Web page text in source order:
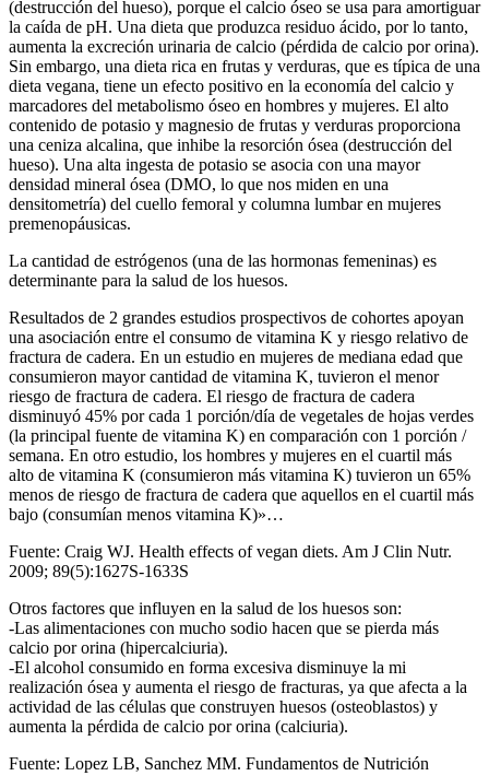
(destrucción del hueso), porque el calcio óseo se usa para amortiguar
la caída de pH. Una dieta que produzca residuo ácido, por lo tanto,
aumenta la excreción urinaria de calcio (pérdida de calcio por orina).
Sin embargo, una dieta rica en frutas y verduras, que es típica de una
dieta vegana, tiene un efecto positivo en la economía del calcio y
marcadores del metabolismo óseo en hombres y mujeres. El alto
contenido de potasio y magnesio de frutas y verduras proporciona
una ceniza alcalina, que inhibe la resorción ósea (destrucción del
hueso). Una alta ingesta de potasio se asocia con una mayor
densidad mineral ósea (DMO, lo que nos miden en una
densitometría) del cuello femoral y columna lumbar en mujeres
premenopáusicas.
La cantidad de estrógenos (una de las hormonas femeninas) es
determinante para la salud de los huesos.
Resultados de 2 grandes estudios prospectivos de cohortes apoyan
una asociación entre el consumo de vitamina K y riesgo relativo de
fractura de cadera. En un estudio en mujeres de mediana edad que
consumieron mayor cantidad de vitamina K, tuvieron el menor
riesgo de fractura de cadera. El riesgo de fractura de cadera
disminuyó 45% por cada 1 porción/día de vegetales de hojas verdes
(la principal fuente de vitamina K) en comparación con 1 porción /
semana. En otro estudio, los hombres y mujeres en el cuartil más
alto de vitamina K (consumieron más vitamina K) tuvieron un 65%
menos de riesgo de fractura de cadera que aquellos en el cuartil más
bajo (consumían menos vitamina K)»…
Fuente: Craig WJ. Health effects of vegan diets. Am J Clin Nutr.
2009; 89(5):1627S-1633S
Otros factores que influyen en la salud de los huesos son:
-Las alimentaciones con mucho sodio hacen que se pierda más
calcio por orina (hipercalciuria).
-El alcohol consumido en forma excesiva disminuye la mi
realización ósea y aumenta el riesgo de fracturas, ya que afecta a la
actividad de las células que construyen huesos (osteoblastos) y
aumenta la pérdida de calcio por orina (calciuria).
Fuente: Lopez LB, Sanchez MM. Fundamentos de Nutrición